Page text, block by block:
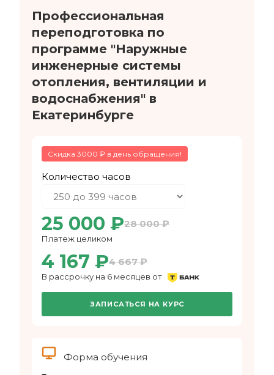
Профессиональная
переподготовка по
программе "Наружные
инженерные системы
отопления, вентиляции и
водоснабжения" в
Екатеринбурге
Скидка 3000 ₽ в день обращения!
Количество часов
25 000 ₽28 000 ₽
Платеж целиком
4 167 ₽4 667 ₽
В рассрочку на 6 месяцев от
ЗАПИСАТЬСЯ НА КУРС
Форма обучения